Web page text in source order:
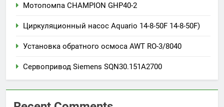
Мотопомпа CHAMPION GHP40-2
Циркуляционный насос Aquario 14-8-50F 14-8-50F)
Установка обратного осмоса AWT RO-3/8040
Сервопривод Siemens SQN30.151A2700